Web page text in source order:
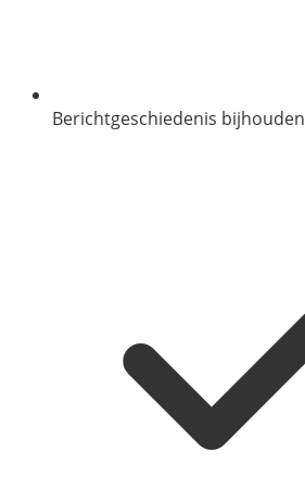
Berichtgeschiedenis bijhouden